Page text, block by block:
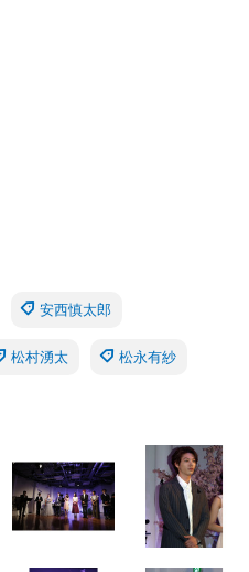
安西慎太郎
松村湧太 松永有紗